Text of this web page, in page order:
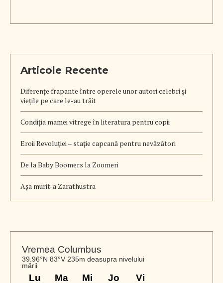
Articole Recente
Diferențe frapante între operele unor autori celebri și
viețile pe care le-au trăit
Condiția mamei vitrege în literatura pentru copii
Eroii Revoluției – stație capcană pentru nevăzători
De la Baby Boomers la Zoomeri
Aşa murit-a Zarathustra